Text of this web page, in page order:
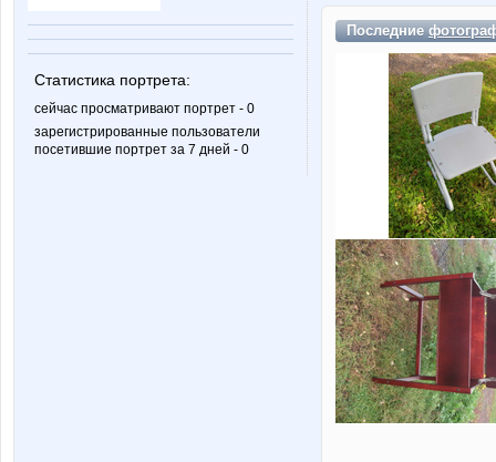
Статистика портрета:
сейчас просматривают портрет - 0
зарегистрированные пользователи
посетившие портрет за 7 дней - 0
Последние